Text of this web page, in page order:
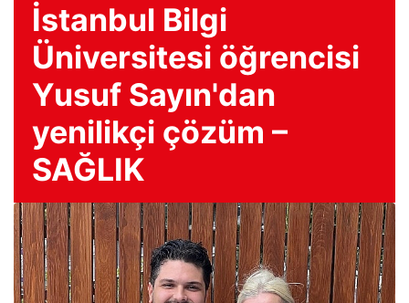
İstanbul Bilgi
Üniversitesi öğrencisi
Yusuf Sayın'dan
yenilikçi çözüm –
SAĞLIK